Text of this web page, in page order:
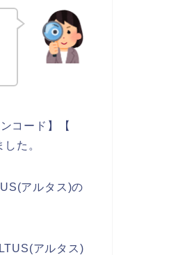
コード】【
た。
アルタス)の
アルタス)